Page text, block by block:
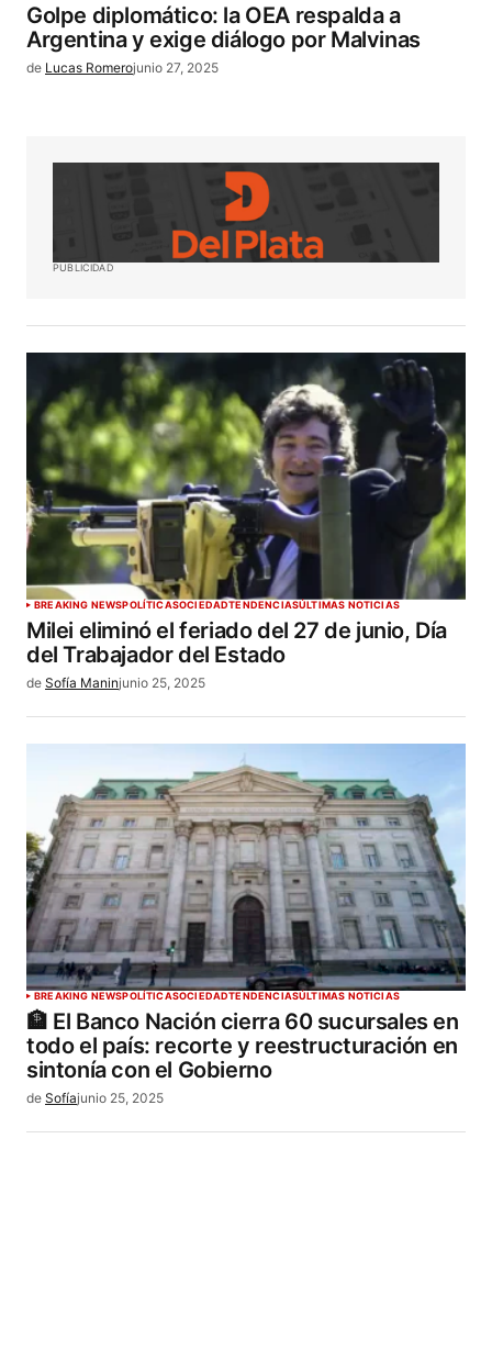
Golpe diplomático: la OEA respalda a
Argentina y exige diálogo por Malvinas
de Lucas Romerojunio 27, 2025
PUBLICIDAD
BREAKING NEWSPOLÍTICASOCIEDADTENDENCIASÚLTIMAS NOTICIAS
Milei eliminó el feriado del 27 de junio, Día
del Trabajador del Estado
de Sofía Maninjunio 25, 2025
BREAKING NEWSPOLÍTICASOCIEDADTENDENCIASÚLTIMAS NOTICIAS
🏦 El Banco Nación cierra 60 sucursales en
todo el país: recorte y reestructuración en
sintonía con el Gobierno
de Sofíajunio 25, 2025